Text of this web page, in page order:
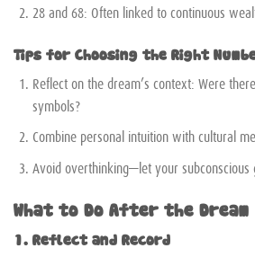
28 and 68: Often linked to continuous
Tips for Choosing the Right
Reflect on the dream’s context: Were
symbols?
Combine personal intuition with cultural
Avoid overthinking—let your subconscious
What to Do After the Dream
1. Reflect and Record